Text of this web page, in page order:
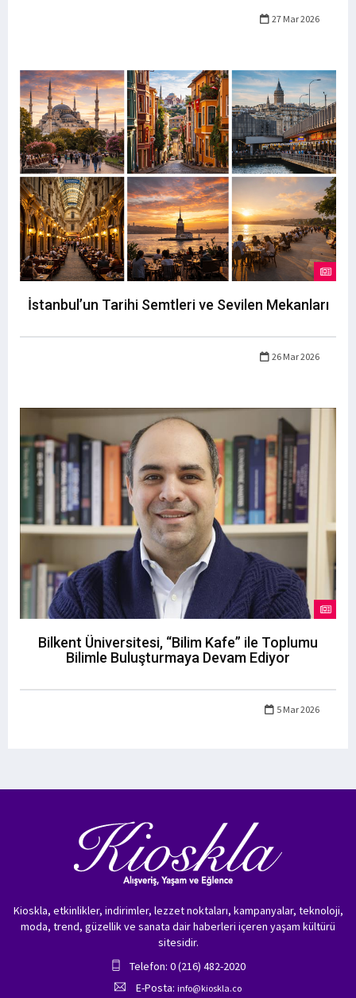
27 Mar 2026
İstanbul’un Tarihi Semtleri ve Sevilen Mekanları
26 Mar 2026
Bilkent Üniversitesi, “Bilim Kafe” ile Toplumu
Bilimle Buluşturmaya Devam Ediyor
5 Mar 2026
Kioskla, etkinlikler, indirimler, lezzet noktaları, kampanyalar, teknoloji,
moda, trend, güzellik ve sanata dair haberleri içeren yaşam kültürü
sitesidir.
Telefon: 0 (216) 482-2020
E-Posta: info@kioskla.co